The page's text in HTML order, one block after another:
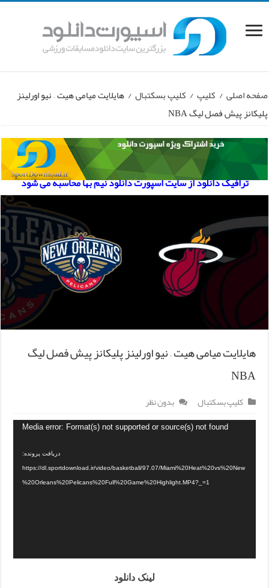
صفحه اصلی / کلیپ / کلیپ بسکتبال / هایلایت میامی هیت – نیو اورلینز
پلیکانز پیش فصل لیگ NBA
ترافیک دانلود از سایت اسپورت دانلود نیم بها محاسبه می شود
هایلایت میامی هیت – نیو اورلینز پلیکانز پیش فصل لیگ
NBA
کلیپ بسکتبال بدون نظر
Media error: Format(s) not supported or source(s) not found
دریافت پرونده:
https://dl.sportdownload.ir/video/basketball/97.07/Miami%20Heat%20vs%20New
%20Orleans%20Pelicans%20Full%20Game%20Highlight.MP4?_=1
لینک دانلود